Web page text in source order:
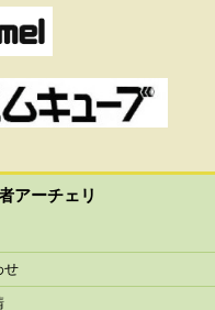
アーチェリ
せ